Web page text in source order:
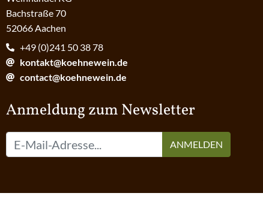
Bachstraße 70
52066 Aachen
+49 (0)241 50 38 78
kontakt@koehnewein.de
contact@koehnewein.de
Anmeldung zum Newsletter
ANMELDEN